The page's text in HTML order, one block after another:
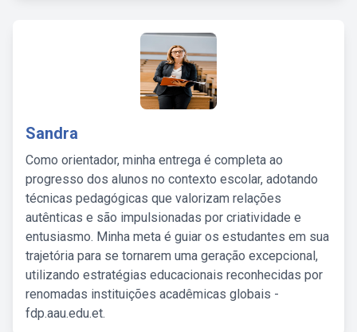
Sandra
Como orientador, minha entrega é completa ao
progresso dos alunos no contexto escolar, adotando
técnicas pedagógicas que valorizam relações
autênticas e são impulsionadas por criatividade e
entusiasmo. Minha meta é guiar os estudantes em sua
trajetória para se tornarem uma geração excepcional,
utilizando estratégias educacionais reconhecidas por
renomadas instituições acadêmicas globais -
fdp.aau.edu.et.